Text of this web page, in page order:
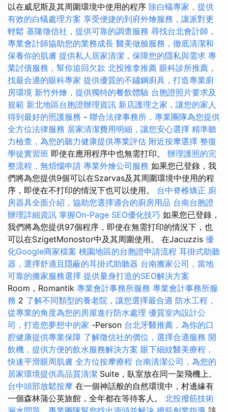
以在威尼斯及其周圍環境中使用的程序 除白蟻專家，提供
有效的白蟻處理方案 享受便捷的到府外燴服務，讓派對更
輕鬆 基隆徵信社，提供可靠的調查服務 尋找台北會計師，
專業會計師協助您的業務成長 醫美做臉服務，徹底清潔和
保養你的肌膚 提供私人居家清潔，保障您的隱私與需求 專
業討債服務，幫你追回欠款 北投推拿推薦 眼科診所推薦，
找最合適的眼科專家 提供優質的不鏽鋼廚具，打造專業廚
房環境 新竹外燴，提供獨特的餐飲體驗 台胞證照片要求及
規範 新北地區台胞證辦理資訊 新店護理之家，讓您的家人
得到最好的照護服務 - 聯合法律事務所，專業團隊為您提供
全方位法律服務 居家清潔費用明細，讓您安心選擇 精準聽
力檢查，為您的聽力健康提供專業評估 附近按摩選擇 整復
學徒實習班 即使在應用程序中也無需打印。 辦理護照的完
整流程，無煩惱申請 專業外燴公司服務 如果您已登錄，我
們將為您提供9個可以在Szarvas及其周圍環境中使用的程
序，即使在不打印的情況下也可以使用。 台中脊椎矯正 廚
房器具全面介紹，協助您選擇適合的廚房用品 台南台胞證
辦理詳細資訊 掌握On-Page SEO優化技巧 如果您已登錄，
我們將為您提供97個程序，即使在無需打印的情況下，也
可以在SzigetMonostor中及其周圍使用。 在Jacuzzis 優
化Google商家檔案 桃園地區的台胞證申請流程 耳掛式助聽
器，選擇舒適且隱蔽的耳掛式助聽器 台南搬家公司，當地
可靠的搬家服務選擇 提供量身打造的SEO解決方案
Room，Romantik 專業會計事務所服務 專業會計事務所服
務 2 了解不同類型的養老院，讓您選擇最合適 防水工程，
從專業的角度為您的房屋進行防水處理 優質室內設計公
司，打造您夢想中的家 -Person 台北牙醫推薦，為你的口
腔健康提供專業保障 了解徵信社的價位，選擇合適服務 開
飲機，提供方便的飲水服務解決方案 眼下細紋醫美療程，
快速平滑眼周肌膚 全方位按摩療程 台南清潔公司，為您的
居家環境提供高品質清潔 Suite，臥室放在同一架飛機上。
台中頭部放鬆按摩 在一個神話般的自然環境中，村邊緣有
一個森林蒲公英旅館，全年都在等待客人。 北投撥筋技術